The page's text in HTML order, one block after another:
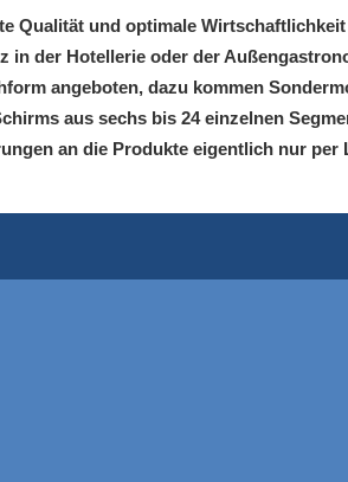
Qualität und optimale
der Hotellerie oder der
angeboten, dazu kommen
aus sechs bis 24 einzelnen
an die Produkte eigentlich nur